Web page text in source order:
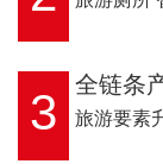
3 全链条
旅游要素